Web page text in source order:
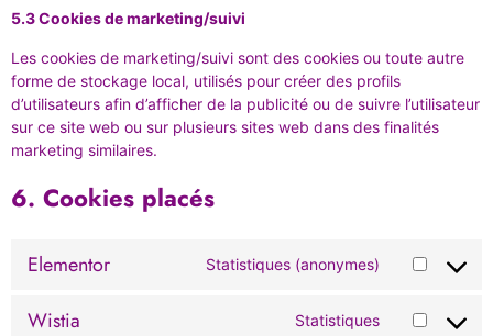
5.3 Cookies de marketing/suivi
Les cookies de marketing/suivi sont des cookies ou toute autre
forme de stockage local, utilisés pour créer des profils
d’utilisateurs afin d’afficher de la publicité ou de suivre l’utilisateur
sur ce site web ou sur plusieurs sites web dans des finalités
marketing similaires.
6. Cookies placés
Elementor Statistiques (anonymes)
Wistia Statistiques